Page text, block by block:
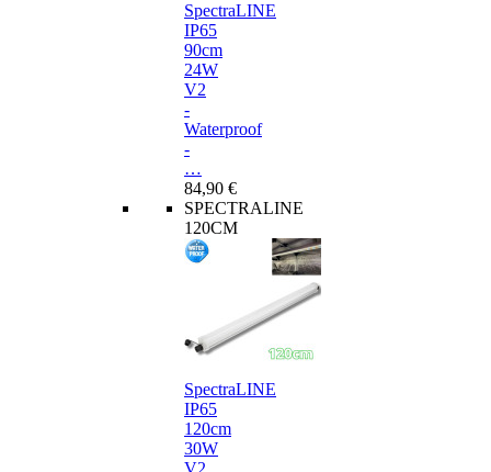
SpectraLINE
IP65
90cm
24W
V2
-
Waterproof
-
…
84,90 €
SPECTRALINE
120CM
SpectraLINE
IP65
120cm
30W
V2